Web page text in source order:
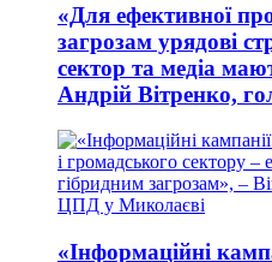
«Для ефективної
загрозам урядові
сектор та медіа
Андрій Вітренко,
«Інформаційні